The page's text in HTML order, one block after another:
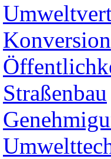
Konversion
Straßenbau